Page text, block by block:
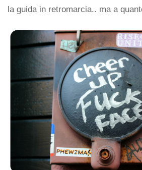
la guida in retromarcia.. ma a